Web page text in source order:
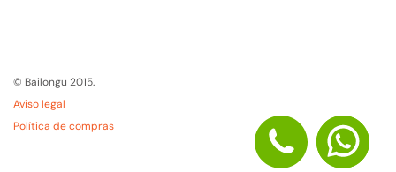
© Bailongu 2015.
Aviso legal
Política de compras